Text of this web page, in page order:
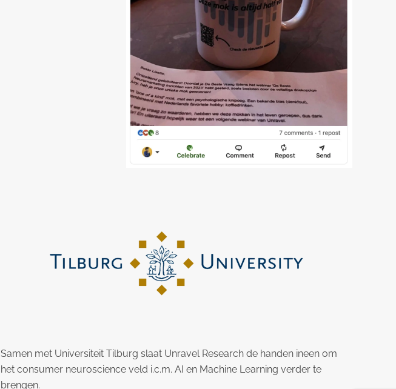
Samen met Universiteit Tilburg slaat Unravel Research de handen ineen om
het consumer neuroscience veld i.c.m. AI en Machine Learning verder te
brengen.